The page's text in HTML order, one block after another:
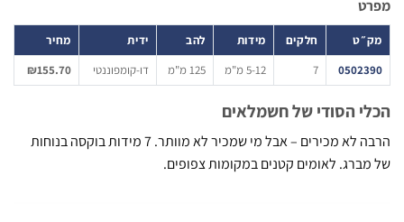
מידות להב
7 125 מ"מ דו-קומפוננטי ₪155.70
הסודי של חשמלאים
הרבה לא מכירים – אבל מי שמכיר לא מוותר. 7 מידות בוקסה בנוחות
לאומים קטנים במקומות צפופים.